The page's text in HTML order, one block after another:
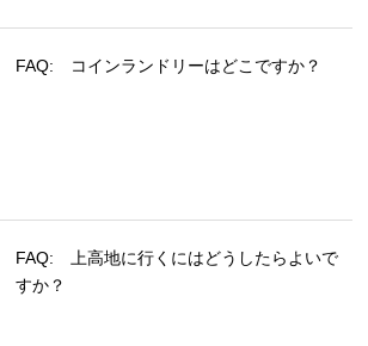
FAQ: コインランドリーはどこですか？
FAQ: 上高地に行くにはどうしたらよいで
すか？